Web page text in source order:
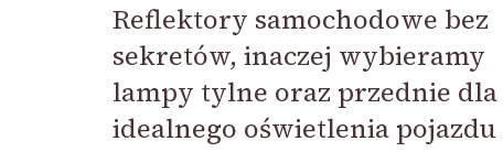
Reflektory samochodowe bez
sekretów, inaczej wybieramy
lampy tylne oraz przednie dla
idealnego oświetlenia pojazdu